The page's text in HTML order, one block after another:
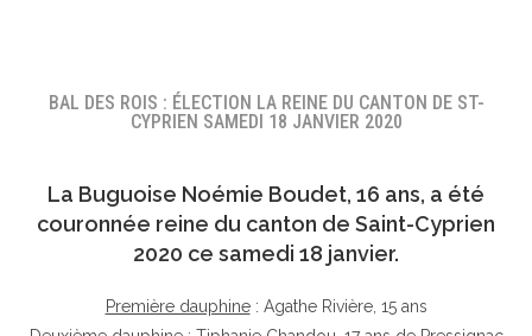
BAL DES ROIS : ÉLECTION LA REINE DU CANTON DE ST-
CYPRIEN SAMEDI 18 JANVIER 2020
La Buguoise Noémie Boudet, 16 ans, a été
couronnée reine du canton de Saint-Cyprien
2020 ce samedi 18 janvier.
Première dauphine: Agathe Rivière, 15 ans